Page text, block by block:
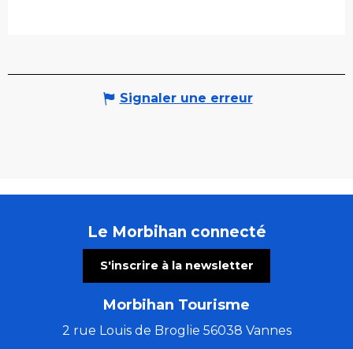
Signaler une erreur
Le Morbihan connecté
S'inscrire à la newsletter
Morbihan Tourisme
2 rue Louis de Broglie 56038 Vannes